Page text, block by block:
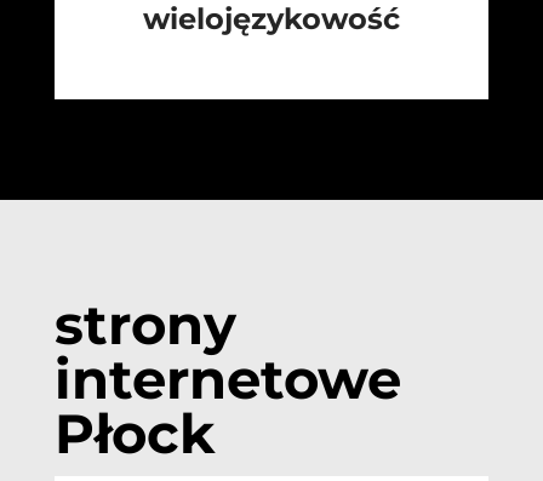
wielojęzykowość
strony
internetowe
Płock